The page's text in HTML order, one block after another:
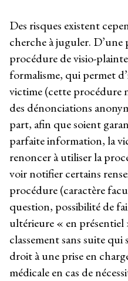
Des risques existent
cherche à juguler. D’une
procédure de visio-
formalisme, qui permet
victime (cette procédure
des dénonciations
part, afin que soient
parfaite information, la
renoncer à utiliser la
voir notifier certains
procédure (caractère
question, possibilité de
ultérieure « en
classement sans suite
droit à une prise en
médicale en cas de